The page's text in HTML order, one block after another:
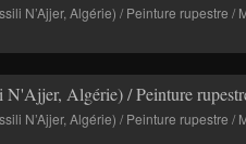
N’Ajjer, Algérie) / Peinture rupestre /
N’Ajjer, Algérie) / Peinture rupestre /